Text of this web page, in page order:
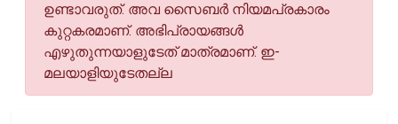
ഉണ്ടാവരുത്. അവ സൈബര്‍ നിയമപ്രകാരം
കുറ്റകരമാണ്. അഭിപ്രായങ്ങള്‍
എഴുതുന്നയാളുടേത് മാത്രമാണ്. ഇ-
മലയാളിയുടേതല്ല